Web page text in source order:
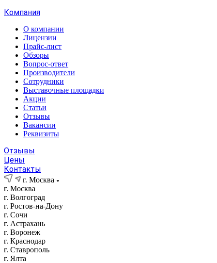
Компания
О компании
Лицензии
Прайс-лист
Обзоры
Вопрос-ответ
Производители
Сотрудники
Выставочные площадки
Акции
Статьи
Отзывы
Вакансии
Реквизиты
Отзывы
Цены
Контакты
г. Москва
г. Москва
г. Волгоград
г. Ростов-на-Дону
г. Сочи
г. Астрахань
г. Воронеж
г. Краснодар
г. Ставрополь
г. Ялта